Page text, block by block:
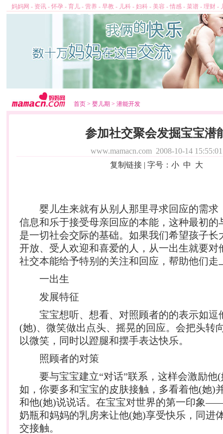
妈妈网 - 资讯 - 怀孕 - 育儿 - 营养 - 早教 - 儿科 - 妇科 - 美容 - 情感 - 菜谱 - 理财 -
首页 > 婴儿期 > 潜能开发
参加社交聚会发掘宝宝潜
www.mamacn.com 2008-10-14 15:55:01
复制链接 | 字号： 小 中 大
婴儿生来就有从别人那里寻求回应的需求
信息和乐于接受母亲回应的本能，这种最初的
是一切社会交际的基础。如果我们希望孩子长
开放、受人欢迎和喜爱的人，从一出生就要对
社交本能给予特别的关注和回应，帮助他们走
一出生
发展特征
宝宝想听、想看、对照顾者的的表示如逗
(她)、微笑做出点头、摇晃的回应。会把头转
以微笑，同时以蹬腿和摆手表达快乐。
照顾者的对策
要与宝宝建立“对话”联系，这样会激励他(
如，你要多和宝宝的皮肤接触，多看着他(她)
和他(她)说说话。在宝宝对世界的第一印象
奶瓶和妈妈的乳房来让他(她)享受快乐，同进
交接触。